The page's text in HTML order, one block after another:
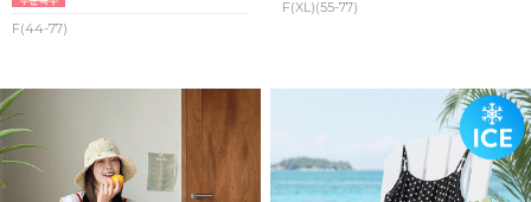
F(44-77)
F(XL)(55-77)